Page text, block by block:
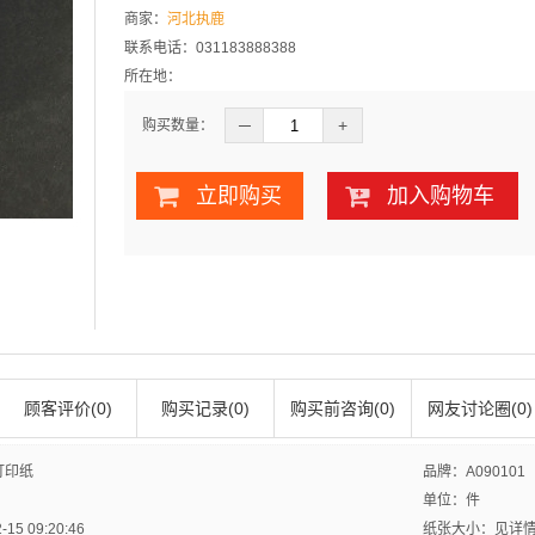
商家： 河北执鹿
联系电话：031183888388
所在地：
购买数量： ─ +
立即购买 加入购物车
顾客评价(0) 购买记录(0) 购买前咨询(0) 网友讨论圈(0)
印纸
品牌：A090101
单位：件
15 09:20:46
纸张大小：见详